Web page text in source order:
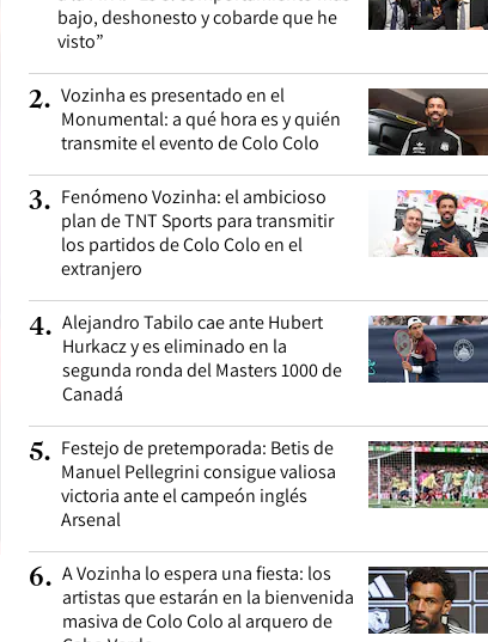
bajo, deshonesto y cobarde que he
visto”
2. Vozinha es presentado en el
Monumental: a qué hora es y quién
transmite el evento de Colo Colo
3. Fenómeno Vozinha: el ambicioso
plan de TNT Sports para transmitir
los partidos de Colo Colo en el
extranjero
4. Alejandro Tabilo cae ante Hubert
Hurkacz y es eliminado en la
segunda ronda del Masters 1000 de
Canadá
5. Festejo de pretemporada: Betis de
Manuel Pellegrini consigue valiosa
victoria ante el campeón inglés
Arsenal
6. A Vozinha lo espera una fiesta: los
artistas que estarán en la bienvenida
masiva de Colo Colo al arquero de